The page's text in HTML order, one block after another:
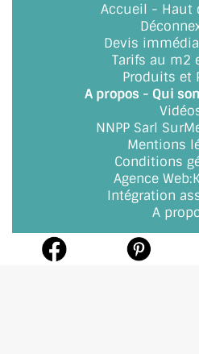
ACCESSOIRES &
CATALOGUE DE PROFILS
LES FIXATIONS POUR
LES PROFILS PAROI DE
VITRINE EN VERRE
CONNECTEURS ET
PLATS ET CORNIÈRES
Accueil - Haut
Devis
Tarifs au m2
Produits et
A propos - Qui
NNPP Sarl
Mentions
Conditions
Agence Web:
Intégration
A